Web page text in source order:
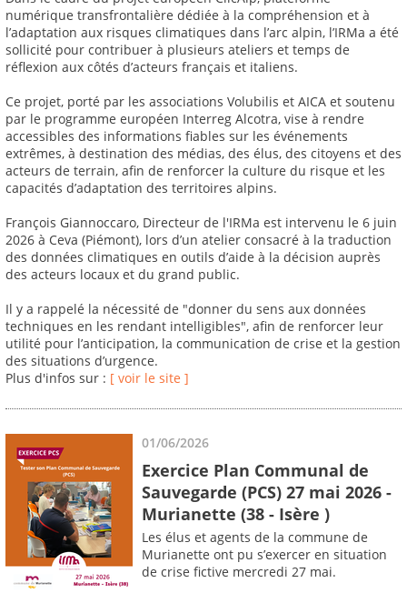
numérique transfrontalière dédiée à la compréhension et à
l’adaptation aux risques climatiques dans l’arc alpin, l’IRMa a été
sollicité pour contribuer à plusieurs ateliers et temps de
réflexion aux côtés d’acteurs français et italiens.
Ce projet, porté par les associations Volubilis et AICA et soutenu
par le programme européen Interreg Alcotra, vise à rendre
accessibles des informations fiables sur les événements
extrêmes, à destination des médias, des élus, des citoyens et des
acteurs de terrain, afin de renforcer la culture du risque et les
capacités d’adaptation des territoires alpins.
François Giannoccaro, Directeur de l'IRMa est intervenu le 6 juin
2026 à Ceva (Piémont), lors d’un atelier consacré à la traduction
des données climatiques en outils d’aide à la décision auprès
des acteurs locaux et du grand public.
Il y a rappelé la nécessité de "donner du sens aux données
techniques en les rendant intelligibles", afin de renforcer leur
utilité pour l’anticipation, la communication de crise et la gestion
des situations d’urgence.
Plus d'infos sur : [ voir le site ]
01/06/2026
Exercice Plan Communal de
Sauvegarde (PCS) 27 mai 2026 -
Murianette (38 - Isère )
Les élus et agents de la commune de
Murianette ont pu s’exercer en situation
de crise fictive mercredi 27 mai.